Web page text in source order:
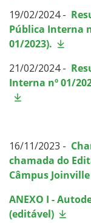
19/02/2024 -
Pública Interna
01/2023).
21/02/2024 -
Interna nº 01/
16/11/2023 -
chamada do
Câmpus Joinville
ANEXO I -
(editável)